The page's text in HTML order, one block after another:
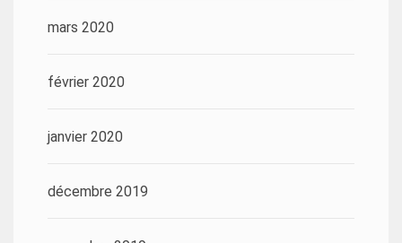
mars 2020
février 2020
janvier 2020
décembre 2019